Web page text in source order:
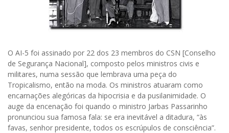
O AI-5 foi assinado por 22 dos 23 membros do CSN [Conselho
de Segurança Nacional], composto pelos ministros civis e
militares, numa sessão que lembrava uma peça do
Tropicalismo, então na moda. Os ministros atuaram como
encarnações alegóricas da hipocrisia e da pusilanimidade. O
auge da encenação foi quando o ministro Jarbas Passarinho
pronunciou sua famosa fala: se era inevitável a ditadura, “às
favas, senhor presidente, todos os escrúpulos de consciência”.